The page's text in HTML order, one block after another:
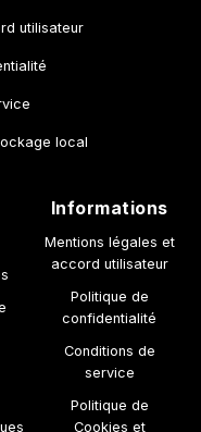
utilisateur
local
Informations
Mentions légales et
accord utilisateur
Politique de
confidentialité
Conditions de
service
Politique de
Cookies et